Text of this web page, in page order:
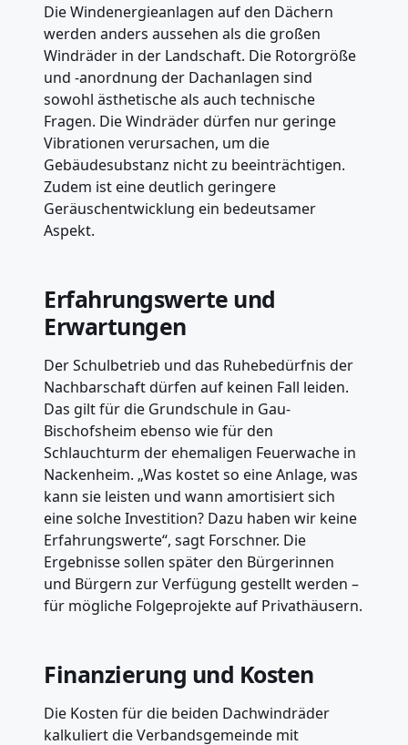
Die Windenergieanlagen auf den Dächern
werden anders aussehen als die großen
Windräder in der Landschaft. Die Rotorgröße
und -anordnung der Dachanlagen sind
sowohl ästhetische als auch technische
Fragen. Die Windräder dürfen nur geringe
Vibrationen verursachen, um die
Gebäudesubstanz nicht zu beeinträchtigen.
Zudem ist eine deutlich geringere
Geräuschentwicklung ein bedeutsamer
Aspekt.
Erfahrungswerte und
Erwartungen
Der Schulbetrieb und das Ruhebedürfnis der
Nachbarschaft dürfen auf keinen Fall leiden.
Das gilt für die Grundschule in Gau-
Bischofsheim ebenso wie für den
Schlauchturm der ehemaligen Feuerwache in
Nackenheim. „Was kostet so eine Anlage, was
kann sie leisten und wann amortisiert sich
eine solche Investition? Dazu haben wir keine
Erfahrungswerte“, sagt Forschner. Die
Ergebnisse sollen später den Bürgerinnen
und Bürgern zur Verfügung gestellt werden –
für mögliche Folgeprojekte auf Privathäusern.
Finanzierung und Kosten
Die Kosten für die beiden Dachwindräder
kalkuliert die Verbandsgemeinde mit